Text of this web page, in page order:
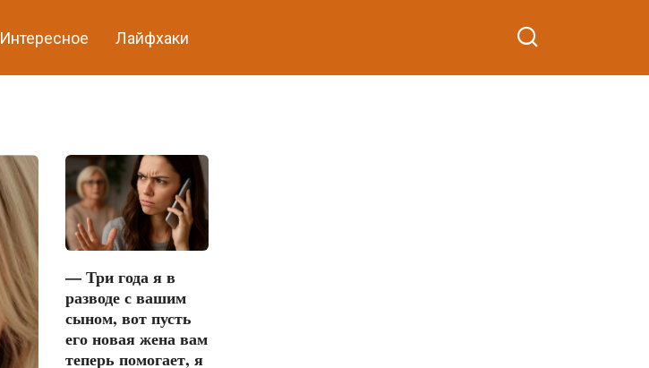
Интересное Лайфхаки
— Три года я в
разводе с вашим
сыном, вот пусть
его новая жена вам
теперь помогает, я